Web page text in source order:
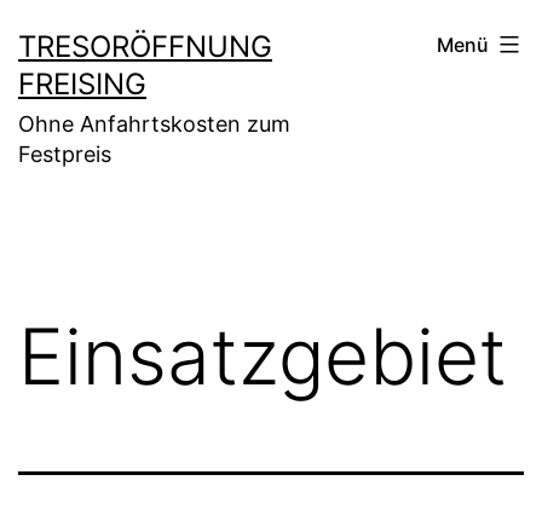
Inhalt
springen
TRESORÖFFNUNG
FREISING
Ohne Anfahrtskosten zum
Festpreis
Menü
Einsatzgebiet